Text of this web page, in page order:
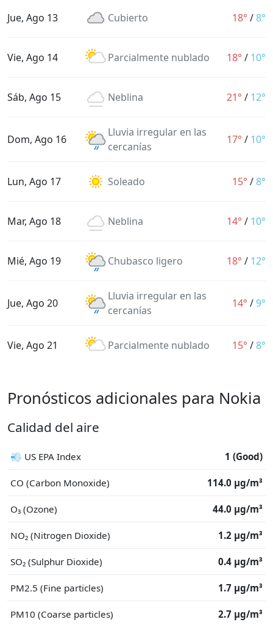
Jue, Ago 13 Cubierto 18° /8°
Vie, Ago 14 Parcialmente nublado 18° / 10°
Sáb, Ago 15 Neblina 21° / 12°
Dom, Ago 16
Lluvia irregular en las
cercanías
17° / 10°
Lun, Ago 17 Soleado 15° /8°
Mar, Ago 18 Neblina 14° / 10°
Mié, Ago 19 Chubasco ligero 18° / 12°
Jue, Ago 20
Lluvia irregular en las
cercanías
14° /9°
Vie, Ago 21 Parcialmente nublado 15° /8°
Pronósticos adicionales para Nokia
Calidad del aire
💨 US EPA Index 1 (Good)
CO (Carbon Monoxide) 114.0 μg/m³
O₃ (Ozone) 44.0 μg/m³
NO₂ (Nitrogen Dioxide) 1.2 μg/m³
SO₂ (Sulphur Dioxide) 0.4 μg/m³
PM2.5 (Fine particles) 1.7 μg/m³
PM10 (Coarse particles) 2.7 μg/m³